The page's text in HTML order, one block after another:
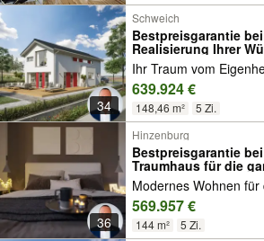
34
Schweich
Bestpreisgarantie
Realisierung Ihrer
Ihr Traum vom
639.924 €
148,46 m² 5 Zi.
36
Hinzenburg
Bestpreisgarantie
Traumhaus für die
Hinzenburg
Modernes Wohnen für
569.957 €
144 m² 5 Zi.